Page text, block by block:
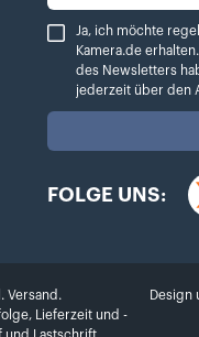
Ja, ich möchte
Ja, ich möchte
Kamera.de
des Newsletters
jederzeit über den
FOLGE UNS:
Versand.
Lieferzeit und -
Design